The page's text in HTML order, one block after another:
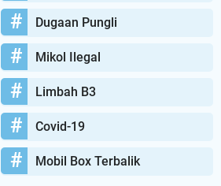
Dugaan Pungli
Mikol Ilegal
Limbah B3
Covid-19
Mobil Box Terbalik